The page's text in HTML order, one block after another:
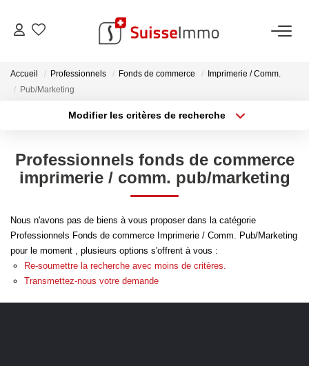
ACHETER
VENDRE
Estimer Votre Bien En Ligne
Consultez Les Avis Clients
Consultez Nos Dernières Ventes
Accueil Professionnels Fonds de commerce
Imprimerie / Comm.
Pub/Marketing
Modifier les critères de recherche
Sélectionnez...
Type de bien
Surface min
Créer une alerte
Professionnels fonds de commerce
imprimerie / comm. pub/marketing
Nous n'avons pas de biens à vous proposer dans la catégorie
Professionnels Fonds de commerce Imprimerie / Comm. Pub/Marketing
pour le moment , plusieurs options s'offrent à vous :
Re-soumettre la recherche avec moins de critères.
Transmettez-nous votre demande